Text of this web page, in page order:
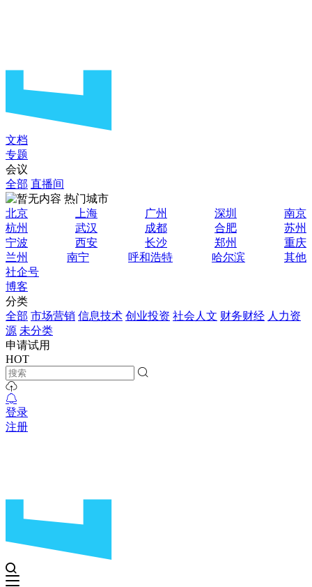
文档
专题
会议
全部 直播间
热门城市
北京
上海 广州 深圳
南京
杭州
武汉 成都 合肥
苏州
宁波
西安 长沙 郑州
重庆
兰州
南宁 呼和浩特 哈尔滨
其他
社企号
博客
分类
全部 市场营销 信息技术 创业投资 社会人文 财务财经 人力资
源 未分类
申请试用
HOT
登录
注册